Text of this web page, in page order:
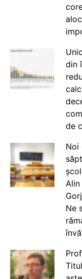
din
de
Noi
Ne